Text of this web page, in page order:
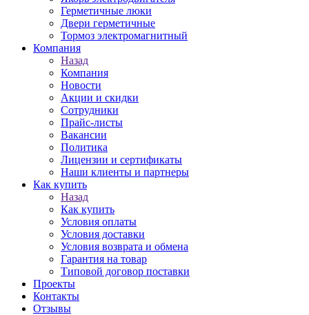
Герметичные люки
Двери герметичные
Тормоз электромагнитный
Компания
Назад
Компания
Новости
Акции и скидки
Сотрудники
Прайс-листы
Вакансии
Политика
Лицензии и сертификаты
Наши клиенты и партнеры
Как купить
Назад
Как купить
Условия оплаты
Условия доставки
Условия возврата и обмена
Гарантия на товар
Типовой договор поставки
Проекты
Контакты
Отзывы